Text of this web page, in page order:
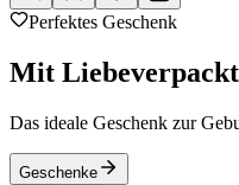
Perfektes Geschenk
Mit Liebe
Das ideale Geschenk zur
Geschenke